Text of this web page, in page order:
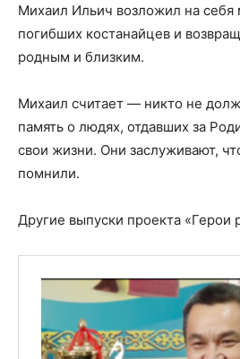
Михаил Ильич возложил на себя
погибших костанайцев и
родным и близким.
Михаил считает — никто не
память о людях, отдавших за
свои жизни. Они заслуживают,
помнили.
Другие выпуски проекта «Герои